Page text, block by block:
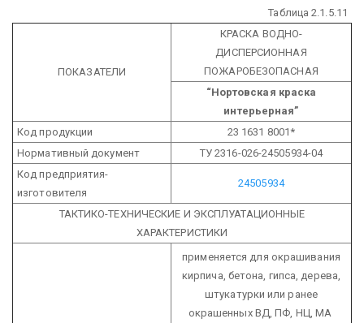
Таблица 2.1.5.11
ПОКАЗАТЕЛИ
КРАСКА ВОДНО-
ДИСПЕРСИОННАЯ
ПОЖАРОБЕЗОПАСНАЯ
“Нортовская краска
интерьерная”
Код продукции
23 1631 8001*
Нормативный документ
ТУ 2316-026-24505934-04
Код предприятия-
изготовителя
24505934
ТАКТИКО-ТЕХНИЧЕСКИЕ И ЭКСПЛУАТАЦИОННЫЕ
ХАРАКТЕРИСТИКИ
применяется для окрашивания
кирпича, бетона, гипса, дерева,
штукатурки или ранее
окрашенных ВД, ПФ, НЦ, МА